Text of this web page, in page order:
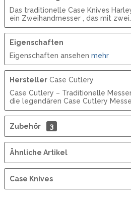
Das traditionelle Case Knives
ein Zweihandmesser , das mit zwei...
Eigenschaften
Eigenschaften ansehen mehr
HerstellerCase Cutlery
Case Cutlery – Traditionelle
die legendären Case Cutlery
Zubehör 3
Ähnliche Artikel
Case Knives